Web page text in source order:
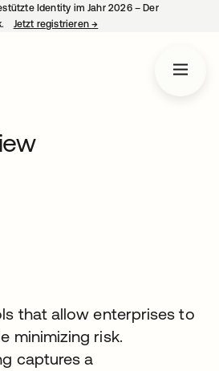
Identity im Jahr 2026 – Der
Jetzt registrieren→
neuen Registerkarte geöffnet
that allow enterprises to
minimizing risk.
captures a